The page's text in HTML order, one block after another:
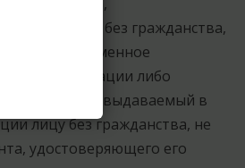
лица без гражданства,
на временное
Федерации либо
формы, выдаваемый в
лицу без гражданства, не
удостоверяющего его